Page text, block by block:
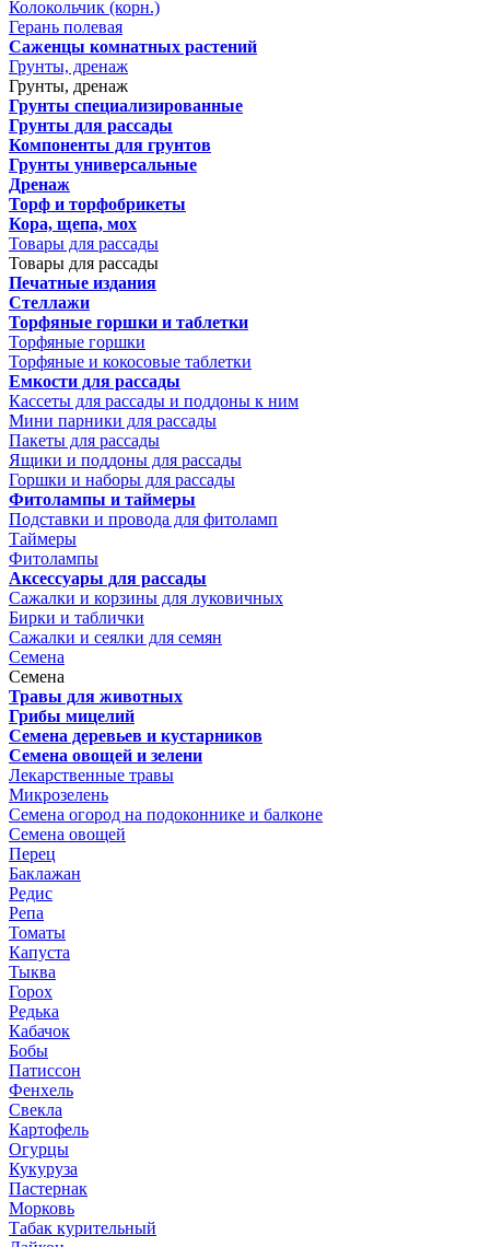
Колокольчик (корн.)
Герань полевая
Саженцы комнатных растений
Грунты, дренаж
Грунты, дренаж
Грунты специализированные
Грунты для рассады
Компоненты для грунтов
Грунты универсальные
Дренаж
Торф и торфобрикеты
Кора, щепа, мох
Товары для рассады
Товары для рассады
Печатные издания
Стеллажи
Торфяные горшки и таблетки
Торфяные горшки
Торфяные и кокосовые таблетки
Емкости для рассады
Кассеты для рассады и поддоны к ним
Мини парники для рассады
Пакеты для рассады
Ящики и поддоны для рассады
Горшки и наборы для рассады
Фитолампы и таймеры
Подставки и провода для фитоламп
Таймеры
Фитолампы
Аксессуары для рассады
Сажалки и корзины для луковичных
Бирки и таблички
Сажалки и сеялки для семян
Семена
Семена
Травы для животных
Грибы мицелий
Семена деревьев и кустарников
Семена овощей и зелени
Лекарственные травы
Микрозелень
Семена огород на подоконнике и балконе
Семена овощей
Перец
Баклажан
Редис
Репа
Томаты
Капуста
Тыква
Горох
Редька
Кабачок
Бобы
Патиссон
Фенхель
Свекла
Картофель
Огурцы
Кукуруза
Пастернак
Морковь
Табак курительный